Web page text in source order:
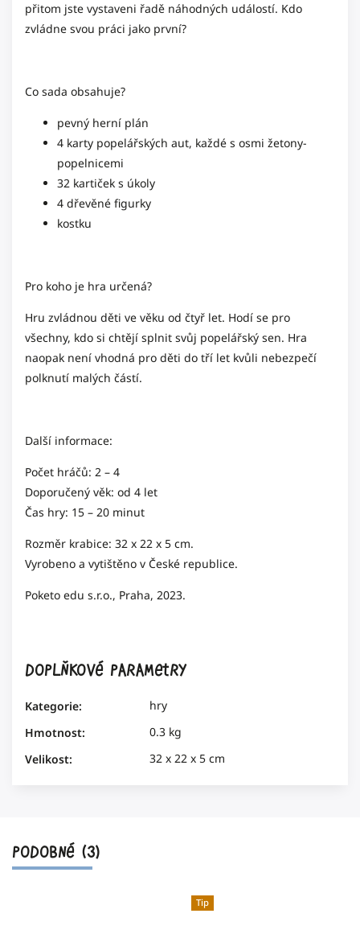
přitom jste vystaveni řadě náhodných událostí. Kdo
zvládne svou práci jako první?
Co sada obsahuje?
pevný herní plán
4 karty popelářských aut, každé s osmi žetony-
popelnicemi
32 kartiček s úkoly
4 dřevěné figurky
kostku
Pro koho je hra určená?
Hru zvládnou děti ve věku od čtyř let. Hodí se pro
všechny, kdo si chtějí splnit svůj popelářský sen. Hra
naopak není vhodná pro děti do tří let kvůli nebezpečí
polknutí malých částí.
Další informace:
Počet hráčů: 2 – 4
Doporučený věk: od 4 let
Čas hry: 15 – 20 minut
Rozměr krabice: 32 x 22 x 5 cm.
Vyrobeno a vytištěno v České republice.
Poketo edu s.r.o., Praha, 2023.
Doplňkové parametry
Kategorie:
hry
Hmotnost:
0.3 kg
Velikost: 32 x 22 x 5 cm
PODOBNÉ (3)
Tip